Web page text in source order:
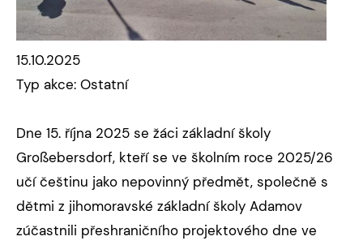
15.10.2025
Typ akce: Ostatní
Dne 15. října 2025 se žáci základní školy
Großebersdorf, kteří se ve školním roce 2025/26
učí češtinu jako nepovinný předmět, společně s
dětmi z jihomoravské základní školy Adamov
zúčastnili přeshraničního projektového dne ve